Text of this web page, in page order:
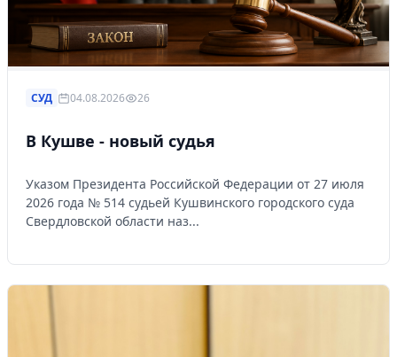
СУД 04.08.2026 26
В Кушве - новый судья
Указом Президента Российской Федерации от 27 июля
2026 года № 514 судьей Кушвинского городского суда
Свердловской области наз...